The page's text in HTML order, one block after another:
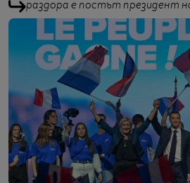
раздора е постът президент